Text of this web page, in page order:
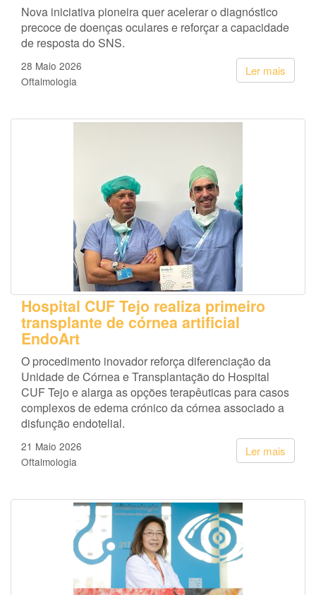
Nova iniciativa pioneira quer acelerar o diagnóstico
precoce de doenças oculares e reforçar a capacidade
de resposta do SNS.
Ler mais
28 Maio 2026
Oftalmologia
Hospital CUF Tejo realiza primeiro
transplante de córnea artificial
EndoArt
O procedimento inovador reforça diferenciação da
Unidade de Córnea e Transplantação do Hospital
CUF Tejo e alarga as opções terapêuticas para casos
complexos de edema crónico da córnea associado a
disfunção endotelial.
Ler mais
21 Maio 2026
Oftalmologia